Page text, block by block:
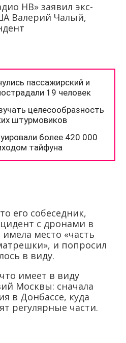
НВ» заявил экс-
Валерий Чалый,
его собеседник,
с дронами в
место «часть
и попросил
в виду.
имеет в виду
Москвы: сначала
в Донбассе, куда
регулярные части.